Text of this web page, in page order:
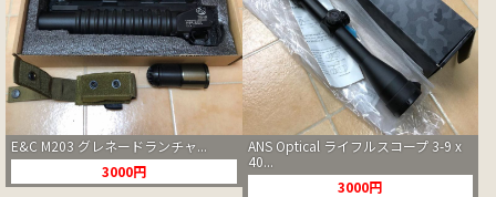
E&C M203 グレネードランチャ...
3000円
ANS Optical ライフルスコープ 3-9 x
40...
3000円